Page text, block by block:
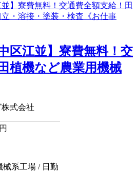
区江並】寮費無料！交
植機など農業用機械
式会社
円
械系工場 / 日勤